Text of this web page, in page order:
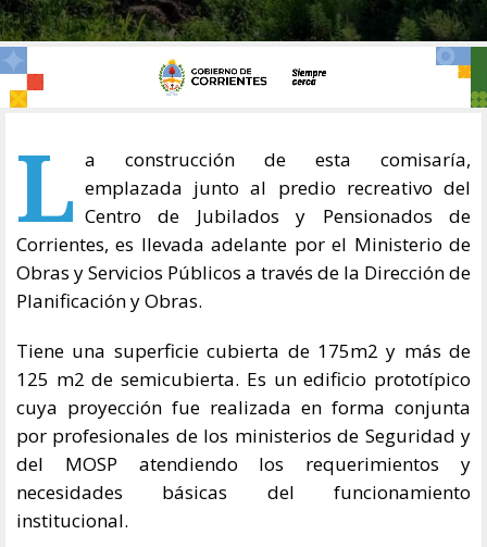
L a construcción de esta comisaría,
emplazada junto al predio recreativo del
Centro de Jubilados y Pensionados de
Corrientes, es llevada adelante por el Ministerio de
Obras y Servicios Públicos a través de la Dirección de
Planificación y Obras.
Tiene una superficie cubierta de 175m2 y más de
125 m2 de semicubierta. Es un edificio prototípico
cuya proyección fue realizada en forma conjunta
por profesionales de los ministerios de Seguridad y
del MOSP atendiendo los requerimientos y
necesidades básicas del funcionamiento
institucional.